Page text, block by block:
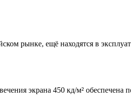
рынке, ещё находятся в
экрана 450 кд/м² обеспечена